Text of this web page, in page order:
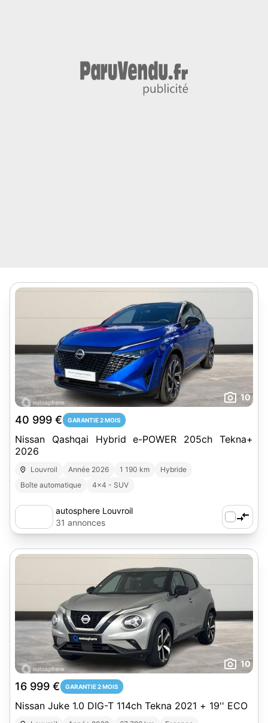
10
40 999 € GARANTIE 2 MOIS
Nissan Qashqai Hybrid e-POWER 205ch Tekna+
2026
Louvroil Année 2026 1 190 km
Hybride
Boîte automatique
4x4 - SUV
autosphere Louvroil
31 annonces
10
16 999 € GARANTIE 2 MOIS
Nissan Juke 1.0 DIG-T 114ch Tekna 2021 + 19'' ECO